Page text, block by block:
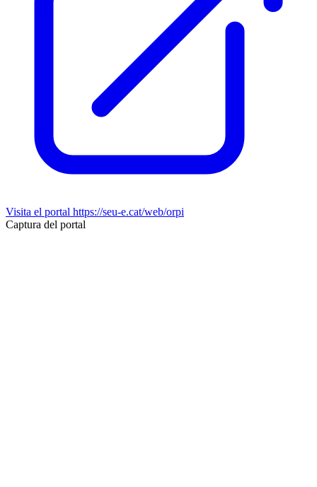
Visita el portal https://seu-e.cat/web/orpi
Captura del portal